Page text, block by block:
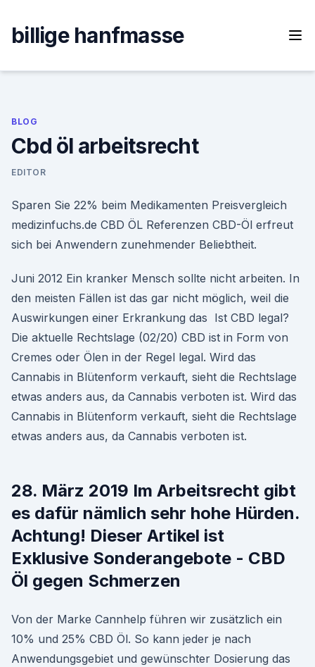
content
billige hanfmasse
BLOG
Cbd öl arbeitsrecht
EDITOR
Sparen Sie 22% beim Medikamenten Preisvergleich
medizinfuchs.de CBD ÖL Referenzen CBD-Öl erfreut
sich bei Anwendern zunehmender Beliebtheit.
Juni 2012 Ein kranker Mensch sollte nicht arbeiten. In
den meisten Fällen ist das gar nicht möglich, weil die
Auswirkungen einer Erkrankung das Ist CBD legal?
Die aktuelle Rechtslage (02/20) CBD ist in Form von
Cremes oder Ölen in der Regel legal. Wird das
Cannabis in Blütenform verkauft, sieht die Rechtslage
etwas anders aus, da Cannabis verboten ist. Wird das
Cannabis in Blütenform verkauft, sieht die Rechtslage
etwas anders aus, da Cannabis verboten ist.
28. März 2019 Im Arbeitsrecht gibt
es dafür nämlich sehr hohe Hürden.
Achtung! Dieser Artikel ist
Exklusive Sonderangebote - CBD
Öl gegen Schmerzen
Von der Marke Cannhelp führen wir zusätzlich ein
10% und 25% CBD Öl. So kann jeder je nach
Anwendungsgebiet und gewünschter Dosierung das